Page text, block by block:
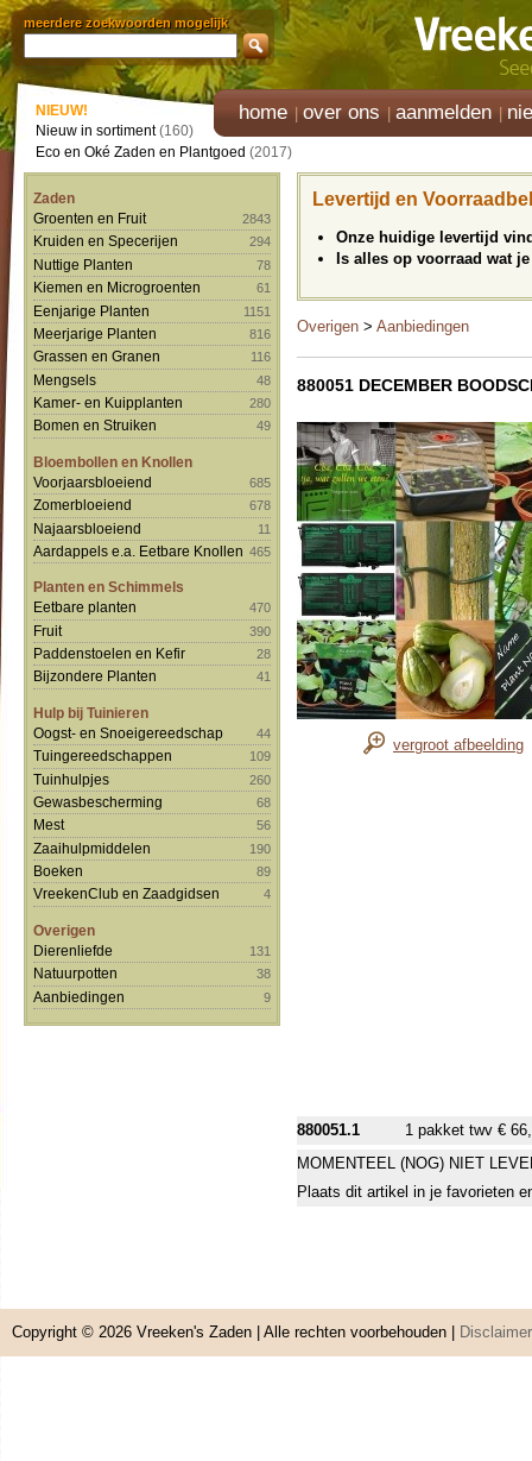
meerdere zoekwoorden mogelijk
home over ons aanmelden
NIEUW!
Nieuw in sortiment(160)
Eco en Oké Zaden en Plantgoed (2017)
Zaden
Groenten en Fruit
2843
Kruiden en Specerijen 294
Nuttige Planten 78
Kiemen en Microgroenten 61
Eenjarige Planten 1151
Meerjarige Planten 816
Grassen en Granen 116
Mengsels 48
Kamer- en Kuipplanten 280
Bomen en Struiken 49
Bloembollen en Knollen
Voorjaarsbloeiend
685
Zomerbloeiend 678
Najaarsbloeiend 11
Aardappels e.a. Eetbare Knollen 465
Planten en Schimmels
Eetbare planten
470
Fruit 390
Paddenstoelen en Kefir 28
Bijzondere Planten 41
Hulp bij Tuinieren
Oogst- en Snoeigereedschap
44
Tuingereedschappen 109
Tuinhulpjes 260
Gewasbescherming 68
Mest 56
Zaaihulpmiddelen 190
Boeken 89
VreekenClub en Zaadgidsen 4
Overigen
Dierenliefde
131
Natuurpotten 38
Aanbiedingen 9
Levertijd en
Onze huidige levertijd
Is alles op voorraad wat
Overigen > Aanbiedingen
880051 DECEMBER
vergroot afbeelding
880051.1
1 pakket twv €
MOMENTEEL (NOG) NIET
Plaats dit artikel in je favorieten
Copyright © 2026 Vreeken's Zaden | Alle rechten voorbehouden | Disclaimer